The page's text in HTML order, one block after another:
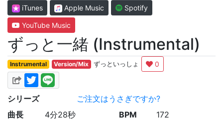
iTunes Apple Music Spotify
YouTube Music
ずっと一緒 (Instrumental)
Instrumental Version/Mix ずっといっしょ 0
シリーズ
ご注文はうさぎですか?
曲長
4分28秒 BPM
172